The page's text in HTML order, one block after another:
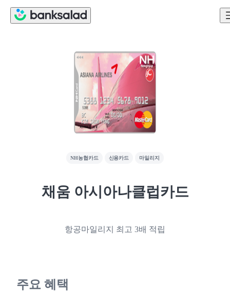
NH농협카드 신용카드 마일리지
채움 아시아나클럽카드
항공마일리지 최고 3배 적립
주요 혜택